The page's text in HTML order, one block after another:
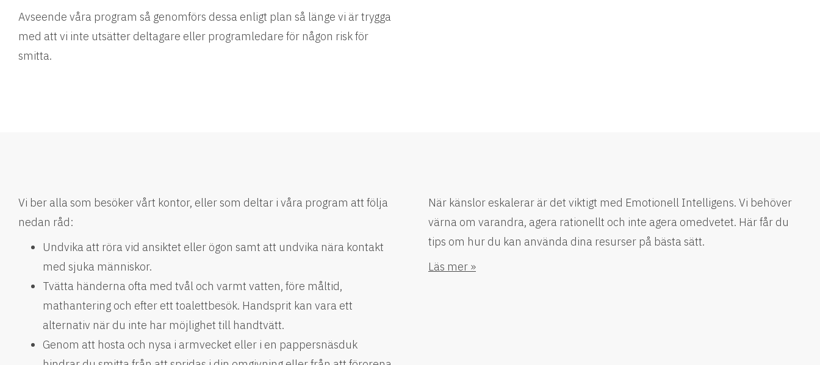
Avseende våra program så genomförs dessa enligt plan så länge vi är trygga
med att vi inte utsätter deltagare eller programledare för någon risk för
smitta.
Vi ber alla som besöker vårt kontor, eller som deltar i våra program att följa
nedan råd:
Undvika att röra vid ansiktet eller ögon samt att undvika nära kontakt
med sjuka människor.
Tvätta händerna ofta med tvål och varmt vatten, före måltid,
mathantering och efter ett toalettbesök. Handsprit kan vara ett
alternativ när du inte har möjlighet till handtvätt.
Genom att hosta och nysa i armvecket eller i en pappersnäsduk
När känslor eskalerar är det viktigt med Emotionell Intelligens. Vi behöver
värna om varandra, agera rationellt och inte agera omedvetet. Här får du
tips om hur du kan använda dina resurser på bästa sätt.
Läs mer »